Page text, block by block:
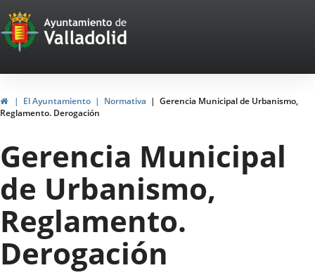
Portal
Web
del
Ayuntamiento
de
Valladolid
InicioEl Ayuntamiento Normativa
Gerencia Municipal de Urbanismo,
Reglamento. Derogación
Gerencia Municipal
de Urbanismo,
Reglamento.
Derogación